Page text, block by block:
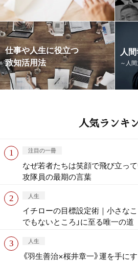
仕事や人生に役立つ
致知活用法
人
～人
人気ランキ
注目の一冊
なぜ若者たちは笑顔で飛び立っ
攻隊員の最期の言葉
人生
イチローの目標設定術｜小さな
でもないところ」に至る唯一の道
人生
《羽生善治×桜井章一》運を手に